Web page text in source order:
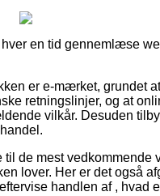
en tid gennemlæse
er e-mærket, grundet
retningslinjer, og at
vilkår. Desuden
de mest vedkommende
lover. Her er det også
handlen af , hvad